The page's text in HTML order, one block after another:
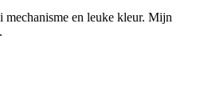
en leuke kleur. Mijn